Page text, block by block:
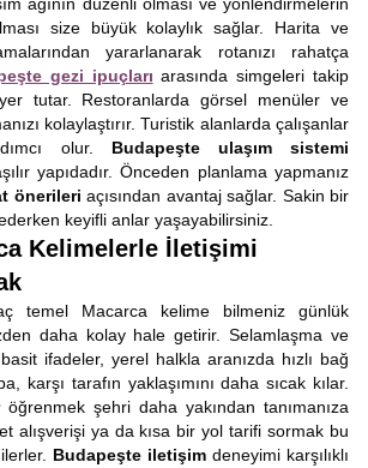
size büyük kolaylık sağlar. Harita ve
yararlanarak rotanızı rahatça
gezi ipuçları arasında simgeleri takip
tutar. Restoranlarda görsel menüler ve
kolaylaştırır. Turistik alanlarda çalışanlar
olur. Budapeşte ulaşım sistemi
yapıdadır. Önceden planlama yapmanız
önerileri açısından avantaj sağlar. Sakin bir
keyifli anlar yaşayabilirsiniz.
Kelimelerle İletişimi
temel Macarca kelime bilmeniz günlük
daha kolay hale getirir. Selamlaşma ve
ifadeler, yerel halkla aranızda hızlı bağ
karşı tarafın yaklaşımını daha sıcak kılar.
öğrenmek şehri daha yakından tanımanıza
alışverişi ya da kısa bir yol tarifi sormak bu
Budapeşte iletişim deneyimi karşılıklı